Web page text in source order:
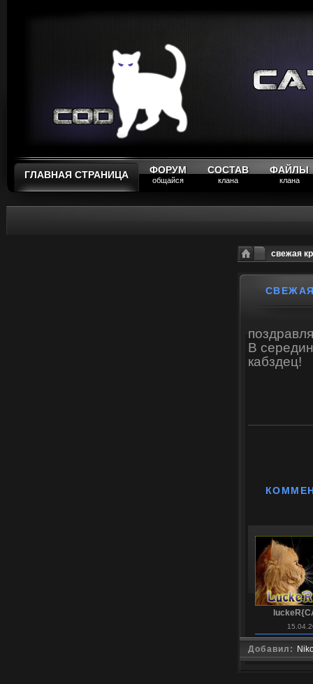
ГЛАВНАЯ СТРАНИЦА ФОРУМ
общайся
СОСТАВ
клана
ФАЙЛЫ
клана
свежая
В
кабздец!
Добавил: